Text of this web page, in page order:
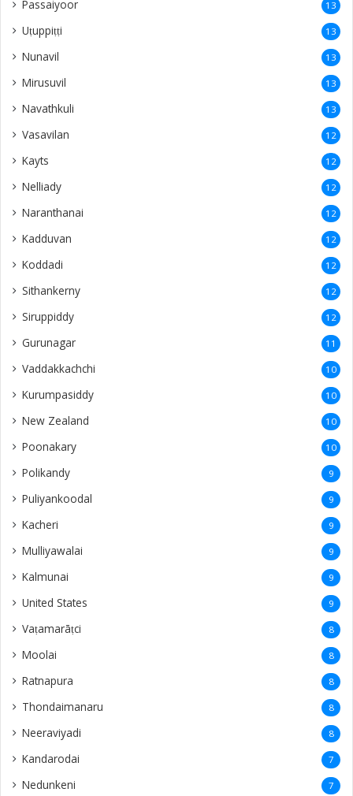
Passaiyoor 13
Uṭuppiṭṭi 13
Nunavil 13
Mirusuvil 13
Navathkuli 13
Vasavilan 12
Kayts 12
Nelliady 12
Naranthanai 12
Kadduvan 12
Koddadi 12
Sithankerny 12
Siruppiddy 12
Gurunagar 11
Vaddakkachchi 10
Kurumpasiddy 10
New Zealand 10
Poonakary 10
Polikandy 9
Puliyankoodal 9
Kacheri 9
Mulliyawalai 9
Kalmunai 9
United States 9
Vaṭamarāṭci 8
Moolai 8
Ratnapura 8
Thondaimanaru 8
Neeraviyadi 8
Kandarodai 7
Nedunkeni 7